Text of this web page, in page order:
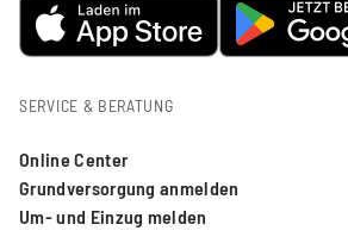
SERVICE & BERATUNG
Online Center
Grundversorgung anmelden
Um- und Einzug melden